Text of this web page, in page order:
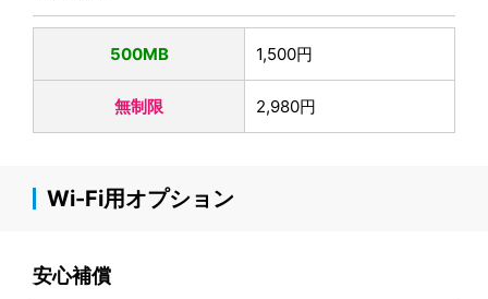
500MB 1,500円
無制限 2,980円
Wi-Fi用オプション
安心補償